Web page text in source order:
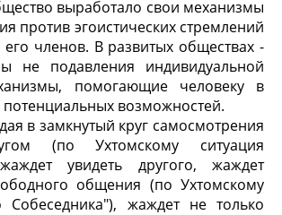
выработало свои механизмы
против эгоистических стремлений
членов. В развитых обществах -
не подавления индивидуальной
помогающие человеку в
потенциальных возможностей.
в замкнутый круг самосмотрения
(по Ухтомскому ситуация
увидеть другого, жаждет
общения (по Ухтомскому
Собеседника"), жаждет не только